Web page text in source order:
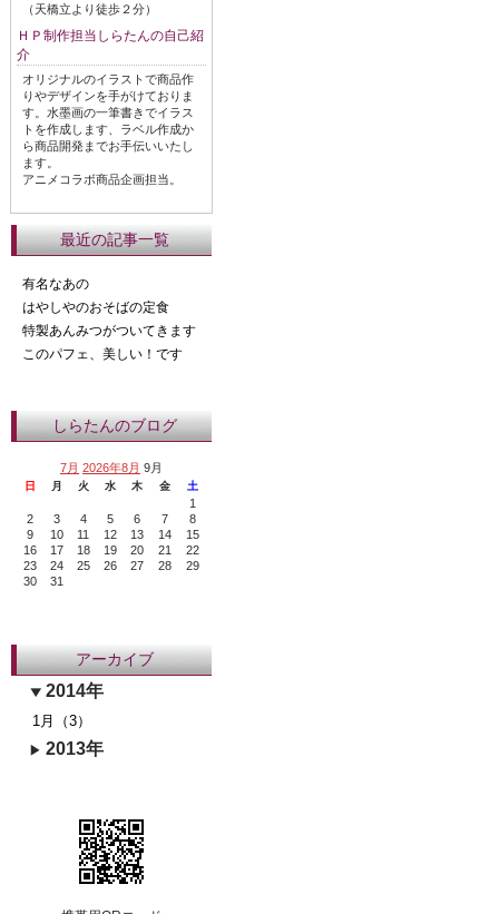
（天橋立より徒歩２分）
ＨＰ制作担当しらたんの自己紹
介
オリジナルのイラストで商品作
りやデザインを手がけておりま
す。水墨画の一筆書きでイラス
トを作成します、ラベル作成か
ら商品開発までお手伝いいたし
ます。
アニメコラボ商品企画担当。
最近の記事一覧
有名なあの
はやしやのおそばの定食
特製あんみつがついてきます
このパフェ、美しい！です
しらたんのブログ
7月 2026年8月 9月
日 月 火 水 木 金 土
1
2
3 4 5 6 7
8
9
10 11 12 13 14
15
16
17 18 19 20 21
22
23
24 25 26 27 28
29
30
31
アーカイブ
2014年
1月（3）
2013年